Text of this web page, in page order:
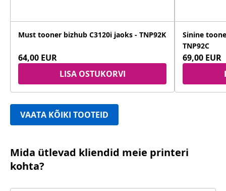
VAATA KÕIKI TOOTEID
Must tooner bizhub C3120i jaoks - TNP92K
64,00 EUR
LISA OSTUKORVI
Sinine
TNP92C
69,00 EUR
Mida ütlevad kliendid meie printeri
kohta?